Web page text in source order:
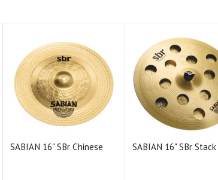
SABIAN 16" SBr Chinese SABIAN 16" SBr Stack